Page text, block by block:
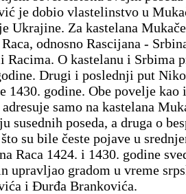
je dobio vlastelinstvo u
Ukrajine. Za kastelana
odnosno Rascijana -
Racima. O kastelanu i Srbima
Drugi i poslednji put
1430. godine. Obe povelje kao
samo na kastelana
susednih poseda, a druga o
su bile česte pojave u
Raca 1424. i 1430. godine
upravljao gradom u vreme
i Đurđa Brankovića.